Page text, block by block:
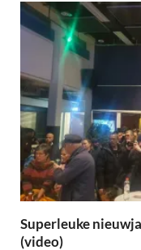
Superleuke
(video)